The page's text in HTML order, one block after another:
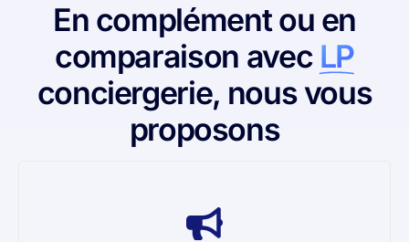
En complément ou en
comparaison avec LP
conciergerie, nous vous
proposons